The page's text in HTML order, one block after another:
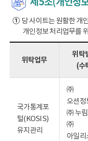
①당 사이트는 원활한 개
개인정보 처리업무를
위탁업무
위탁
(수
국가통계포
털(KOSIS)
유지관리
㈜
오션정
㈜ 누
㈜
아일리